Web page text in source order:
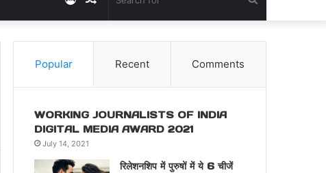
for
Article
In
Popular Recent Comments
WORKING JOURNALISTS OF INDIA
DIGITAL MEDIA AWARD 2021
July 14, 2021
रिलेशनशिप में पुरुषों में ये 6 चीजें